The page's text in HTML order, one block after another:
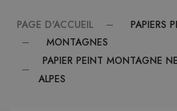
PAGE D'ACCUEIL
PAPIERS
MONTAGNES
PAPIER PEINT MONTAGNE
ALPES